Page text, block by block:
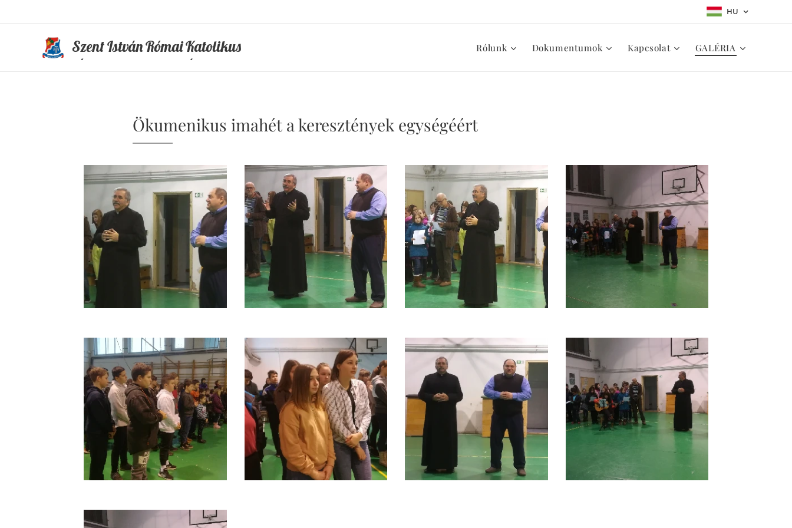
HU
Szent István Római Katolikus
Rólunk Dokumentumok Kapcsolat GALÉRIA
Ökumenikus imahét a keresztények egységéért